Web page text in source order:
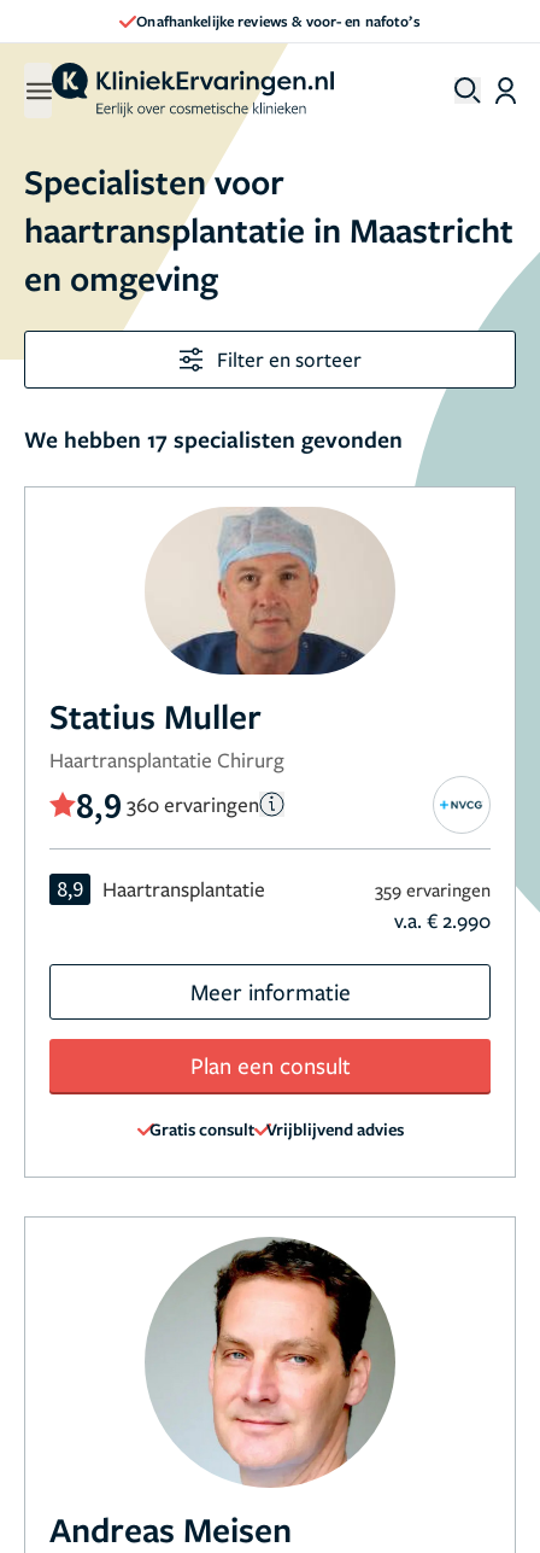
Onafhankelijke reviews & voor- en nafoto’s
Specialisten voor
haartransplantatie in Maastricht
en omgeving
Filter en sorteer
We hebben 17 specialisten gevonden
Statius Muller
Haartransplantatie Chirurg
8,9 360 ervaringen
8,9 Haartransplantatie 359 ervaringen
v.a. € 2.990
Meer informatie
Plan een consult
Gratis consult Vrijblijvend advies
Andreas Meisen